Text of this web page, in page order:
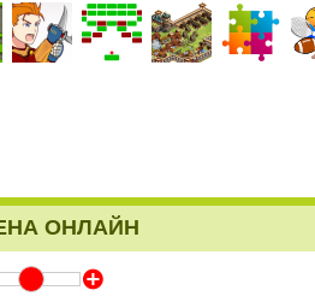
ОНЛАЙН
Z